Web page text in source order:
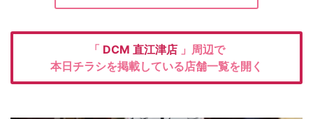
「 DCM 直江津店 」周辺で
本日チラシを掲載している店舗一覧を開く